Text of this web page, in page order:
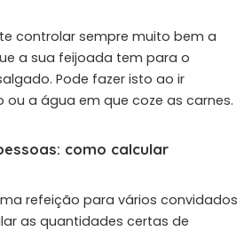
controlar sempre muito bem a
a sua feijoada tem para o
Pode fazer isto ao ir
a água em que coze as carnes.
como calcular
refeição para vários convidados
as quantidades certas de